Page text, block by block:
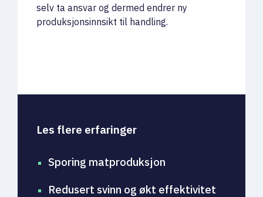
selv ta ansvar og dermed endrer ny
produksjonsinnsikt til handling.
Les flere erfaringer
Sporing matproduksjon
Redusert svinn og økt effektivitet